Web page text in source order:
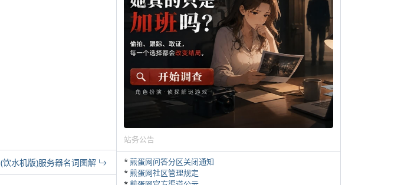
(饮水机版)服务器名词图解
站务公告
*煎蛋网问答分区关闭通知
*煎蛋网社区管理规定